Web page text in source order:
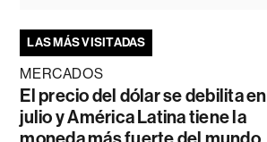
LAS MÁS VISITADAS
MERCADOS
El precio del dólar se debilita en
julio y América Latina tiene la